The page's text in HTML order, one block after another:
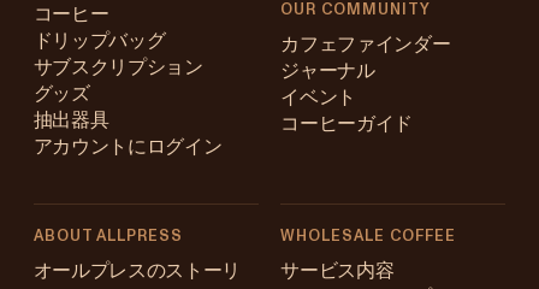
コーヒー
ドリップバッグ
サブスクリプション
グッズ
抽出器具
アカウントにログイン
OUR COMMUNITY
カフェファインダー
ジャーナル
イベント
コーヒーガイド
ABOUT ALLPRESS
オールプレスのストーリ
WHOLESALE COFFEE
サービス内容
Australia